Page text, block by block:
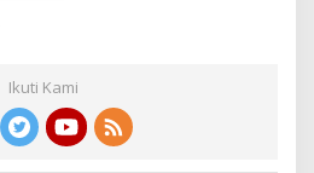
Ikuti Kami